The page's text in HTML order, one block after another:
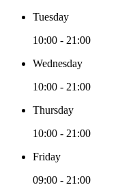
Tuesday
10:00 - 21:00
Wednesday
10:00 - 21:00
Thursday
10:00 - 21:00
Friday
09:00 - 21:00